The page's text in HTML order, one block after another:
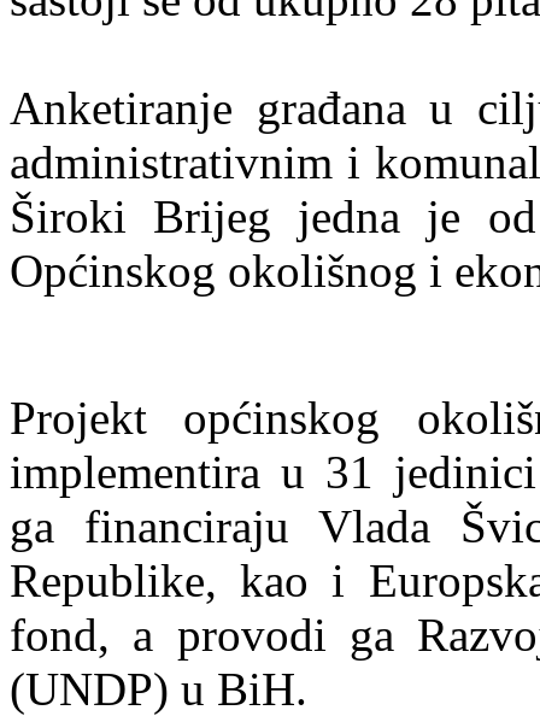
Anketiranje građana u
administrativnim i
Široki Brijeg jedna je
Općinskog okolišnog i
Projekt općinskog
implementira u 31
ga financiraju Vlada
Republike, kao i
fond, a provodi ga
(UNDP) u BiH.